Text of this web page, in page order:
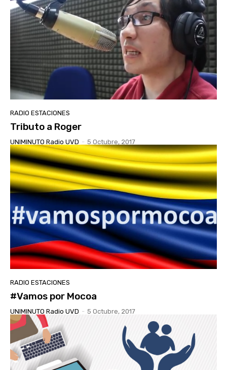
RADIO ESTACIONES
Tributo a Roger
UNIMINUTO Radio UVD - 5 Octubre, 2017
RADIO ESTACIONES
#Vamos por Mocoa
UNIMINUTO Radio UVD - 5 Octubre, 2017